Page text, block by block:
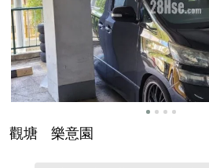
觀塘 樂意園